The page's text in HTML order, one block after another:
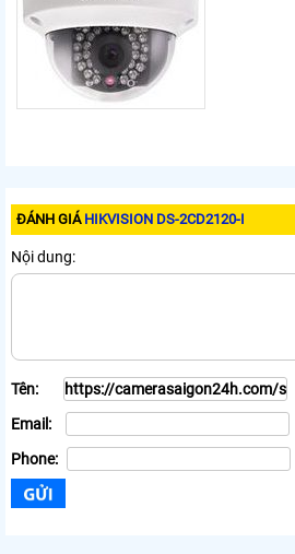
ĐÁNH GIÁ HIKVISION DS-2CD2120-I
Nội dung:
Tên:
Email:
Phone: